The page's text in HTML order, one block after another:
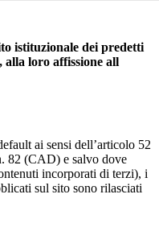
istituzionale dei predetti
loro affissione all
ai sensi dell’articolo 52
82 (CAD) e salvo dove
incorporati di terzi), i
sul sito sono rilasciati